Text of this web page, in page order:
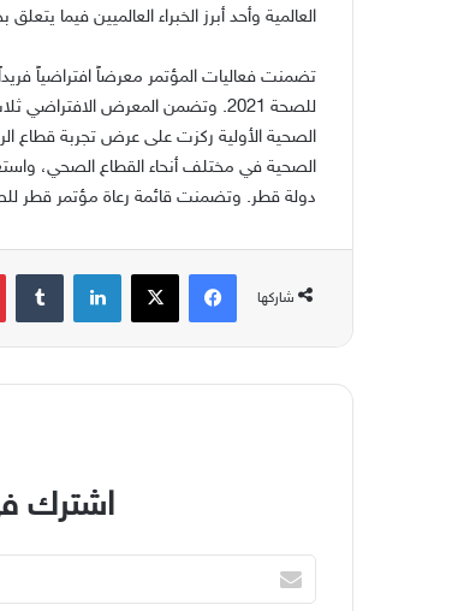
العالمية وأحد أبرز الخبراء العالميين فيما يتعلق بجائحة كوفيد- 19 –
تضمنت فعاليات المؤتمر معرضاً افتراضياً
للصحة 2021. وتضمن المعرض
دولة قطر. وتضمنت قائمة رعاة مؤتمر قطر للصحة 2021 قطر بيوبنك، وشركة أعمال
شاركها
فيسبوك‫X لينكدإن
اشترك
أدخل
بريدك